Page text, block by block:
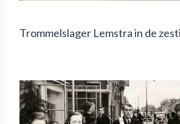
Trommelslager Lemstra in de